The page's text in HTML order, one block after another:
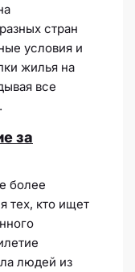
стран
условия и
жилья на
все
за
более
тех, кто ищет
людей из